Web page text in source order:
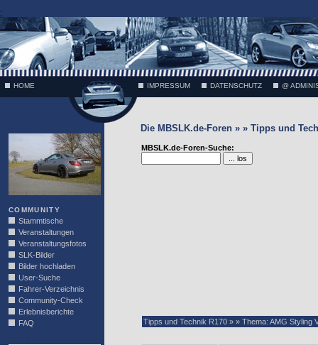
;
HOME IMPRESSUM DATENSCHUTZ @
COMMUNITY
Stammtische
Veranstaltungen
Veranstaltungsfotos
SLK-Bilder
Bilder hochladen
User-Suche
Fahrer-Verzeichnis
Community-Check
Erlebnisberichte
FAQ
Die MBSLK.de-Foren » » Tipps und
MBSLK.de-Foren-Suche:
Tipps und Technik R170 » » Thema: AMG Styling